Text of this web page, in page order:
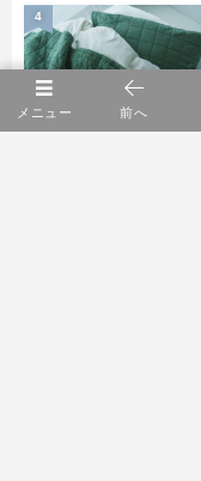
4
メニュー 前へ